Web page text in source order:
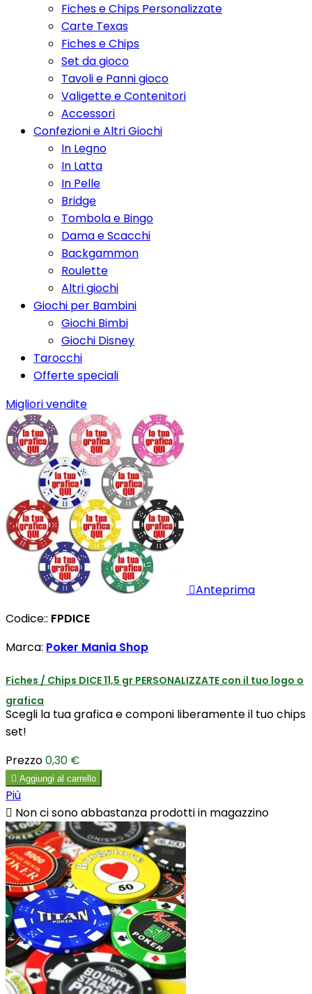
Fiches e Chips Personalizzate
Carte Texas
Fiches e Chips
Set da gioco
Tavoli e Panni gioco
Valigette e Contenitori
Accessori
Confezioni e Altri Giochi
In Legno
In Latta
In Pelle
Bridge
Tombola e Bingo
Dama e Scacchi
Backgammon
Roulette
Altri giochi
Giochi per Bambini
Giochi Bimbi
Giochi Disney
Tarocchi
Offerte speciali
Migliori vendite
Anteprima
Codice:: FPDICE
Marca: Poker Mania Shop
Fiches / Chips DICE 11,5 gr PERSONALIZZATE con il tuo logo o
grafica
Scegli la tua grafica e componi liberamente il tuo chips
set!
Prezzo0,30 €
 Aggiungi al carrello
Più
 Non ci sono abbastanza prodotti in magazzino